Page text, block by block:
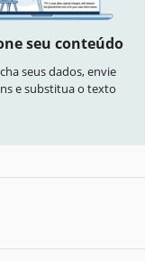
seu conteúdo
seus dados, envie
e substitua o texto